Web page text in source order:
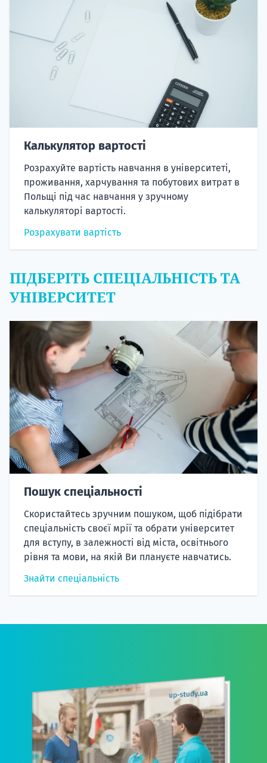
Калькулятор вартості
Розрахуйте вартість навчання в університеті,
проживання, харчування та побутових витрат в
Польщі під час навчання у зручному
калькуляторі вартості.
Розрахувати вартість
ПІДБЕРІТЬ СПЕЦІАЛЬНІСТЬ ТА
УНІВЕРСИТЕТ
Пошук спеціальності
Скористайтесь зручним пошуком, щоб підібрати
спеціальність своєї мрії та обрати університет
для вступу, в залежності від міста, освітнього
рівня та мови, на якій Ви плануєте навчатись.
Знайти спеціальність